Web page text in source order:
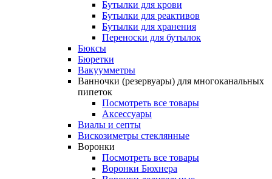
Бутылки для крови
Бутылки для реактивов
Бутылки для хранения
Переноски для бутылок
Бюксы
Бюретки
Вакуумметры
Ванночки (резервуары) для многоканальных
пипеток
Посмотреть все товары
Аксессуары
Виалы и септы
Вискозиметры стеклянные
Воронки
Посмотреть все товары
Воронки Бюхнера